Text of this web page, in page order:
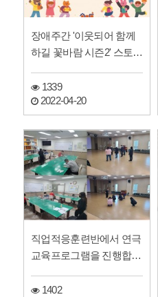
장애주간 '이웃되어 함께
하길 꽃바람 시즌2' 스토리
1339
2022-04-20
직업적응훈련반에서 연극
교육프로그램을 진행합니
1402